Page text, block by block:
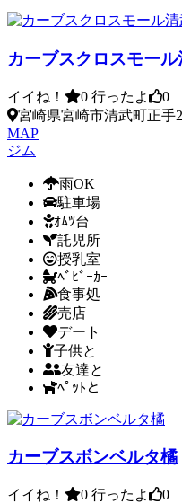
カーブスクロスモール
イイね！ 0 行ったよ
0
宮崎県宮崎市清武町正
MAP
ジム
雨OK
駐車場
ｵﾑﾂ台
託児所
授乳室
ﾍﾞﾋﾞｰｶｰ
食事処
売店
デート
子供と
友達と
ﾍﾟｯﾄと
カーブスボンベルタ橘
イイね！ 0 行ったよ
0